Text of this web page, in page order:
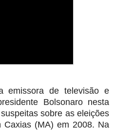
emissora de televisão e
Bolsonaro nesta
sobre as eleições
Caxias (MA) em 2008. Na